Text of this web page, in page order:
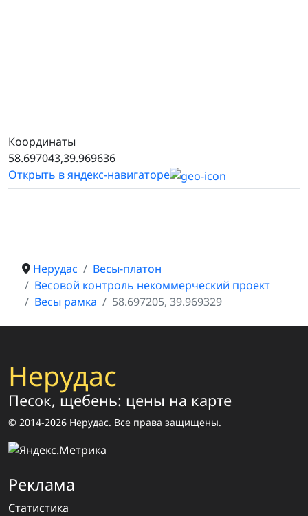
Координаты
58.697043,39.969636
Открыть в яндекс-навигаторе
Нерудас
Весы-платон
Весовой контроль некоммерческий проект
Весы рамка
58.697205, 39.969329
Нерудас
Песок, щебень: цены на карте
© 2014-2026 Нерудас. Все права защищены.
Реклама
Статистика